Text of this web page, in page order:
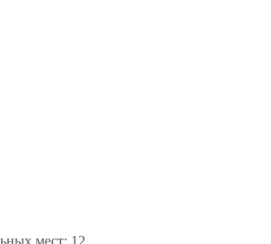
мест: 12.…